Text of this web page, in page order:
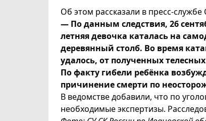
Об этом рассказали в пресс-
— По данным следствия, 26
летняя девочка каталась на
деревянный столб. Во время
удалось, от полученных
По факту гибели ребёнка
причинение смерти по
В ведомстве добавили, что по
необходимые экспертизы.